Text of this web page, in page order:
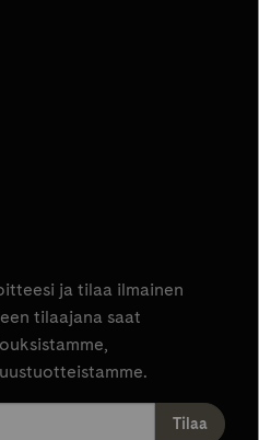
ja tilaa ilmainen
tilaajana saat